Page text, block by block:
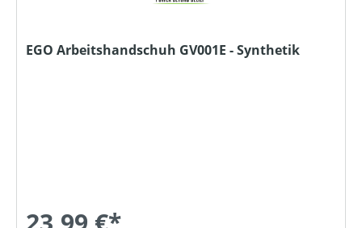
EGO Arbeitshandschuh GV001E - Synthetik